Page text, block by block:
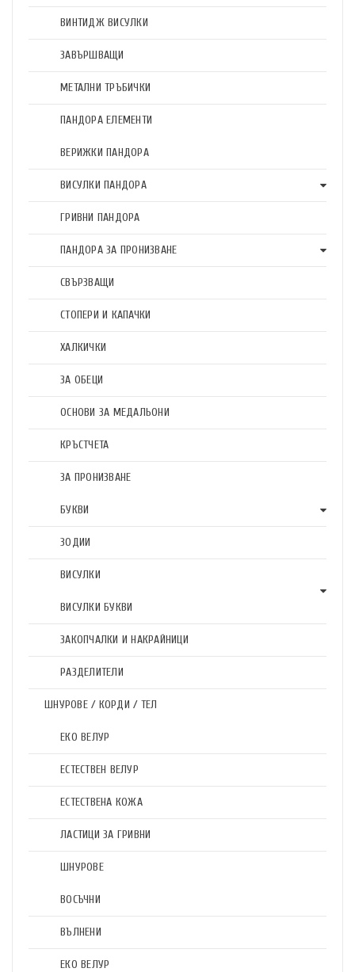
ВИНТИДЖ ВИСУЛКИ
ЗАВЪРШВАЩИ
МЕТАЛНИ ТРЪБИЧКИ
ПАНДОРА ЕЛЕМЕНТИ
ВЕРИЖКИ ПАНДОРА
ВИСУЛКИ ПАНДОРА
ГРИВНИ ПАНДОРА
ПАНДОРА ЗА ПРОНИЗВАНЕ
СВЪРЗВАЩИ
СТОПЕРИ И КАПАЧКИ
ХАЛКИЧКИ
ЗА ОБЕЦИ
ОСНОВИ ЗА МЕДАЛЬОНИ
КРЪСТЧЕТА
ЗА ПРОНИЗВАНЕ
БУКВИ
ЗОДИИ
ВИСУЛКИ
ВИСУЛКИ БУКВИ
ЗАКОПЧАЛКИ И НАКРАЙНИЦИ
РАЗДЕЛИТЕЛИ
ШНУРОВЕ / КОРДИ / ТЕЛ
ЕКО ВЕЛУР
ЕСТЕСТВЕН ВЕЛУР
ЕСТЕСТВЕНА КОЖА
ЛАСТИЦИ ЗА ГРИВНИ
ШНУРОВЕ
ВОСЪЧНИ
ВЪЛНЕНИ
ЕКО ВЕЛУР